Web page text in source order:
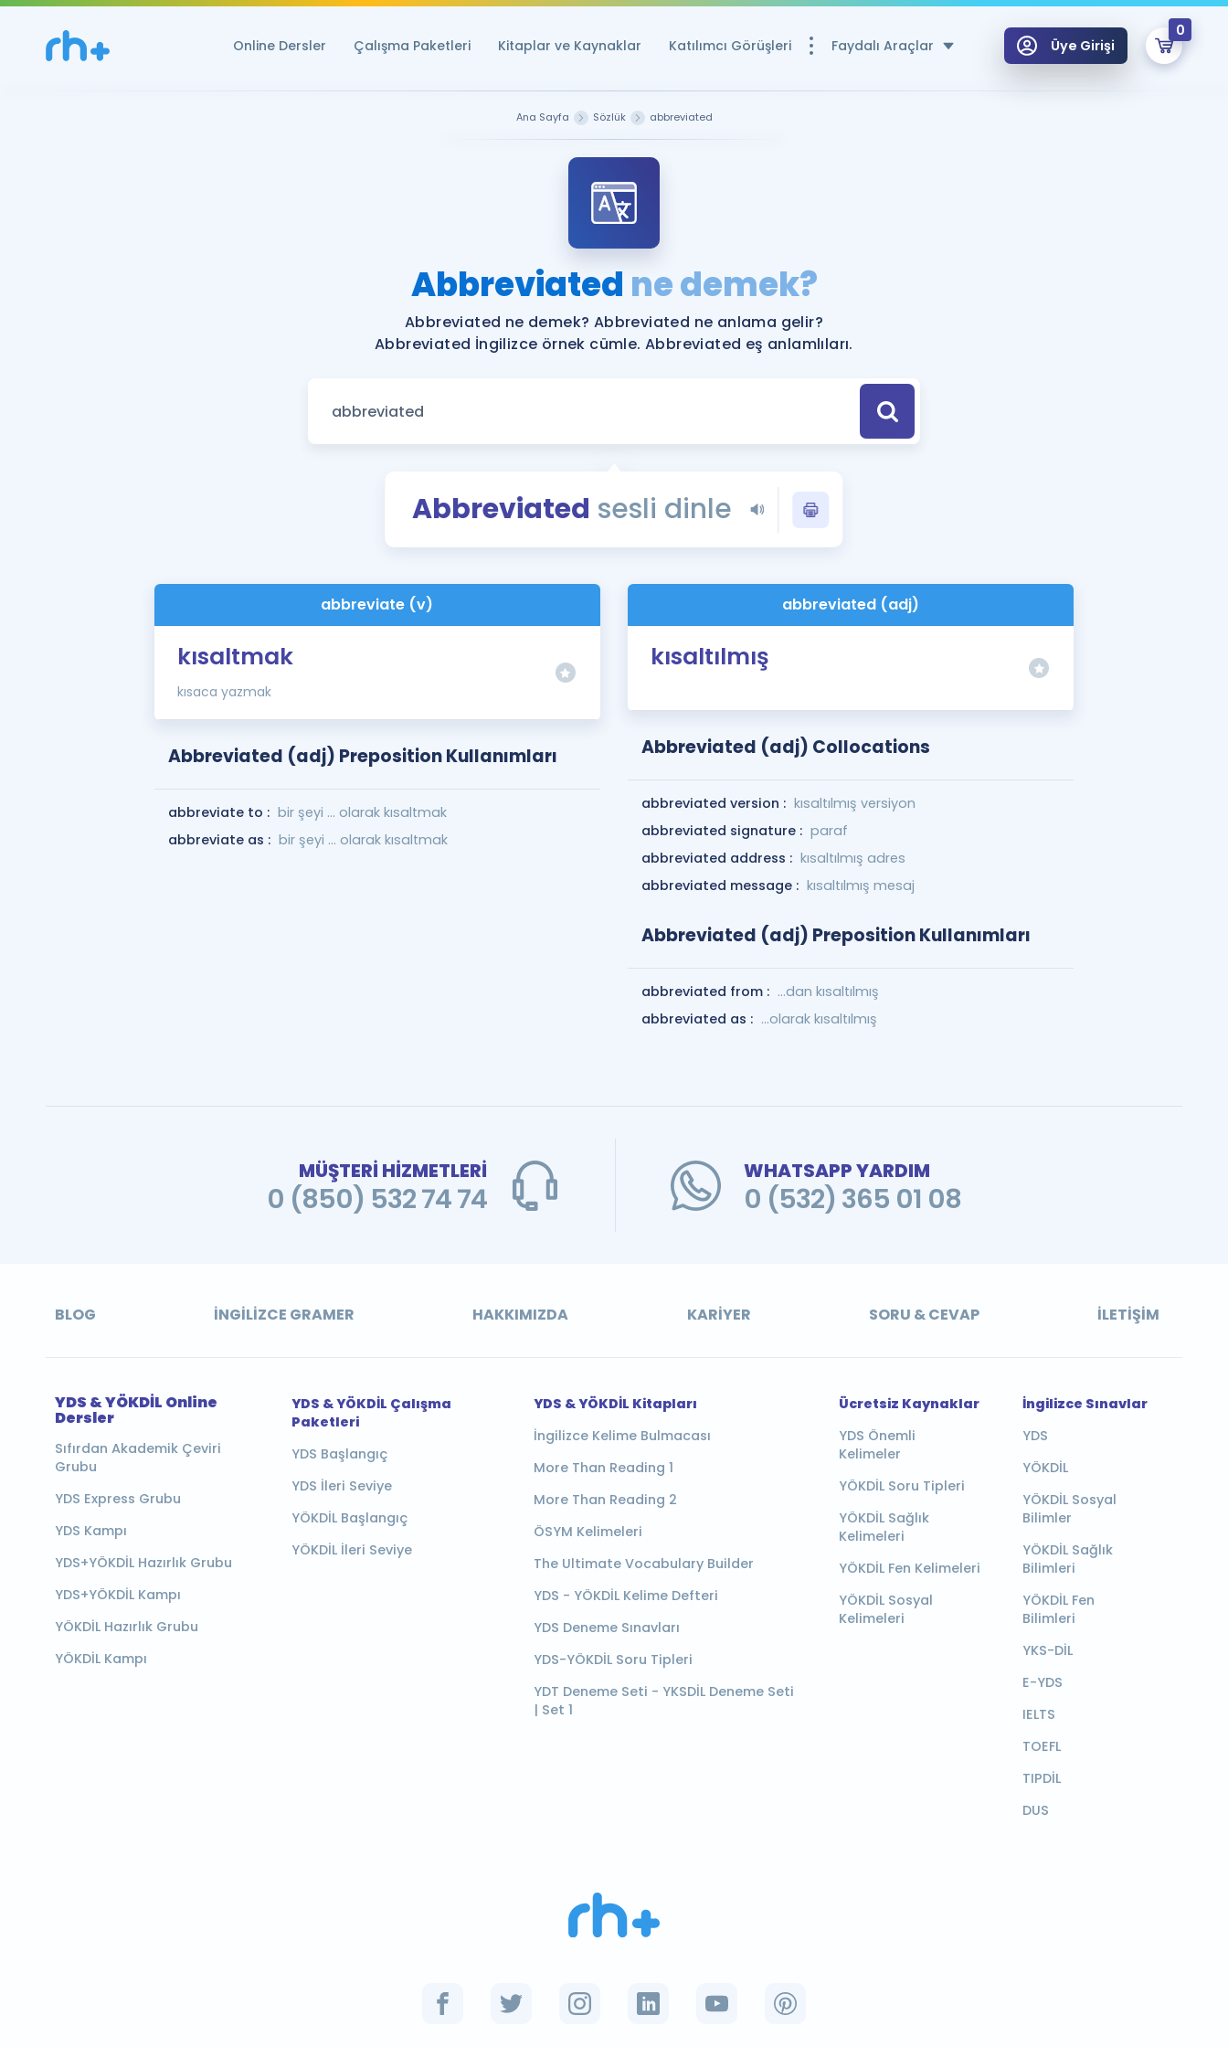
Online Dersler Çalışma Paketleri Kitaplar ve Kaynaklar Katılımcı Görüşleri Faydalı Araçlar
Ücretsiz Kaynaklar
YDS ve YÖKDİL Puan Hesaplama Aracı
YDS ve YÖKDİL'e Hazırlananlar için Öneriler
Tüm ÖSYM Sınavları Tek Takvimde
Blog
YDS - YÖKDİL Tüm Sınavlarla İlgili Haberler
İngilizce Gramer
Üye Girişi
0
Remzi Hoca ile seni sınava hazırlayacak onlarca eğitim seni bekliyor!
Ana Sayfa Sözlük abbreviated
Abbreviated ne demek?
Abbreviated ne demek? Abbreviated ne anlama gelir?
Abbreviated İngilizce örnek cümle. Abbreviated eş anlamlıları.
Abbreviated sesli dinle
abbreviate (v)
kısaltmak
kısaca yazmak
Abbreviated (adj) Preposition Kullanımları
abbreviate to : bir şeyi ... olarak kısaltmak
abbreviate as : bir şeyi ... olarak kısaltmak
abbreviated (adj)
kısaltılmış
Abbreviated (adj) Collocations
abbreviated version : kısaltılmış versiyon
abbreviated signature : paraf
abbreviated address : kısaltılmış adres
abbreviated message : kısaltılmış mesaj
Abbreviated (adj) Preposition Kullanımları
abbreviated from : ...dan kısaltılmış
abbreviated as : ...olarak kısaltılmış
MÜŞTERİ HİZMETLERİ
0 (850) 532 74 74
WHATSAPP YARDIM
0 (532) 365 01 08
BLOG İNGILIZCE GRAMER HAKKIMIZDA KARIYER SORU & CEVAP İLETIŞIM
YDS & YÖKDİL Online
Dersler
Sıfırdan Akademik Çeviri
Grubu
YDS Express Grubu
YDS Kampı
YDS+YÖKDİL Hazırlık Grubu
YDS+YÖKDİL Kampı
YÖKDİL Hazırlık Grubu
YÖKDİL Kampı
YDS & YÖKDİL Çalışma
Paketleri
YDS Başlangıç
YDS İleri Seviye
YÖKDİL Başlangıç
YÖKDİL İleri Seviye
YDS & YÖKDİL Kitapları
İngilizce Kelime Bulmacası
More Than Reading 1
More Than Reading 2
ÖSYM Kelimeleri
The Ultimate Vocabulary Builder
YDS - YÖKDİL Kelime Defteri
YDS Deneme Sınavları
YDS-YÖKDİL Soru Tipleri
YDT Deneme Seti - YKSDİL Deneme Seti
| Set 1
Ücretsiz Kaynaklar
YDS Önemli
Kelimeler
YÖKDİL Soru Tipleri
YÖKDİL Sağlık
Kelimeleri
YÖKDİL Fen Kelimeleri
YÖKDİL Sosyal
Kelimeleri
İngilizce Sınavlar
YDS
YÖKDİL
YÖKDİL Sosyal
Bilimler
YÖKDİL Sağlık
Bilimleri
YÖKDİL Fen
Bilimleri
YKS-DİL
E-YDS
IELTS
TOEFL
TIPDİL
DUS